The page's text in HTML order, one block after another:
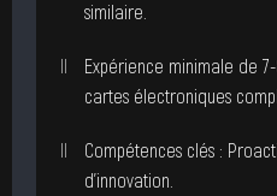
similaire.
Expérience minimale de
cartes électroniques
Compétences clés :
d’innovation.